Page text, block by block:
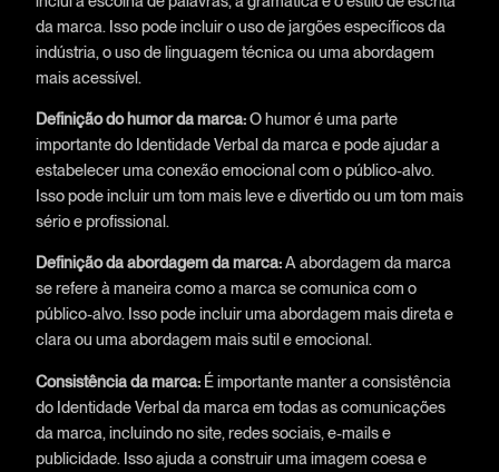
da marca. Isso pode incluir o uso de jargões específicos da
indústria, o uso de linguagem técnica ou uma abordagem
mais acessível.
Definição do humor da marca:O humor é uma parte
importante do Identidade Verbal da marca e pode ajudar a
estabelecer uma conexão emocional com o público-alvo.
Isso pode incluir um tom mais leve e divertido ou um tom mais
sério e profissional.
Definição da abordagem da marca:A abordagem da marca
se refere à maneira como a marca se comunica com o
público-alvo. Isso pode incluir uma abordagem mais direta e
clara ou uma abordagem mais sutil e emocional.
Consistência da marca:É importante manter a consistência
do Identidade Verbal da marca em todas as comunicações
da marca, incluindo no site, redes sociais, e-mails e
publicidade. Isso ajuda a construir uma imagem coesa e